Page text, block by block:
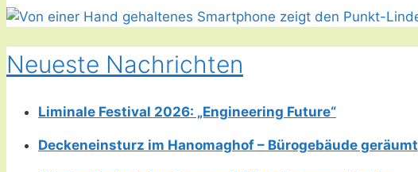
Neueste Nachrichten
Liminale Festival 2026: „Engineering Future“
Deckeneinsturz im Hanomaghof – Bürogebäude geräumt